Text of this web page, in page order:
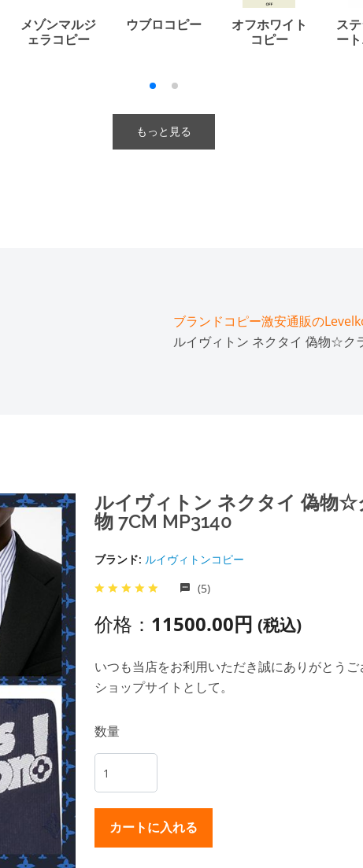
メゾンマルジ
ェラコピー
ウブロコピー
オフホワイト
コピー
ス
ー
もっと見る
ブランドコピー激安通販の
ルイヴィトン ネクタイ 偽物☆ク
ルイヴィトン ネクタイ 偽物
物 7CM MP3140
ブランド: ルイヴィトンコピー
(5)
价格： 11500.00円 (税込)
いつも当店をお利用いただき誠にありがとう
ショップサイトとして。
数量